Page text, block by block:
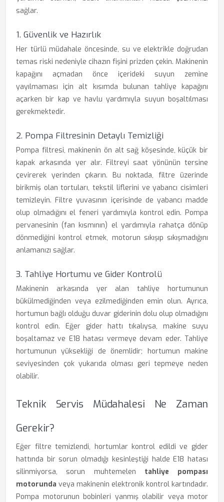
sağlar.
1. Güvenlik ve Hazırlık
Her türlü müdahale öncesinde, su ve elektrikle doğrudan
temas riski nedeniyle cihazın fişini prizden çekin. Makinenin
kapağını açmadan önce içerideki suyun zemine
yayılmaması için alt kısımda bulunan tahliye kapağını
açarken bir kap ve havlu yardımıyla suyun boşaltılması
gerekmektedir.
2. Pompa Filtresinin Detaylı Temizliği
Pompa filtresi, makinenin ön alt sağ köşesinde, küçük bir
kapak arkasında yer alır. Filtreyi saat yönünün tersine
çevirerek yerinden çıkarın. Bu noktada, filtre üzerinde
birikmiş olan tortuları, tekstil liflerini ve yabancı cisimleri
temizleyin. Filtre yuvasının içerisinde de yabancı madde
olup olmadığını el feneri yardımıyla kontrol edin. Pompa
pervanesinin (fan kısmının) el yardımıyla rahatça dönüp
dönmediğini kontrol etmek, motorun sıkışıp sıkışmadığını
anlamanızı sağlar.
3. Tahliye Hortumu ve Gider Kontrolü
Makinenin arkasında yer alan tahliye hortumunun
bükülmediğinden veya ezilmediğinden emin olun. Ayrıca,
hortumun bağlı olduğu duvar giderinin dolu olup olmadığını
kontrol edin. Eğer gider hattı tıkalıysa, makine suyu
boşaltamaz ve E18 hatası vermeye devam eder. Tahliye
hortumunun yüksekliği de önemlidir; hortumun makine
seviyesinden çok yukarıda olması geri tepmeye neden
olabilir.
Teknik Servis Müdahalesi Ne Zaman
Gerekir?
Eğer filtre temizlendi, hortumlar kontrol edildi ve gider
hattında bir sorun olmadığı kesinleştiği halde E18 hatası
silinmiyorsa, sorun muhtemelen tahliye pompası
motorunda veya makinenin elektronik kontrol kartındadır.
Pompa motorunun bobinleri yanmış olabilir veya motor